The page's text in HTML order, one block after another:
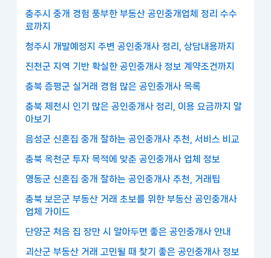
충주시 중개 경험 풍부한 부동산 공인중개업체 정리 수수
료까지
청주시 개발예정지 주변 공인중개사 정리, 상담내용까지
진천군 지역 기반 확실한 공인중개사 정보 계약조건까지
충북 증평군 실거래 경험 많은 공인중개사 목록
충북 제천시 인기 많은 공인중개사 정리, 이용 요금까지 알
아보기
음성군 신혼집 중개 잘하는 공인중개사 추천, 서비스 비교
충북 옥천군 투자 목적에 맞춘 공인중개사 업체 정보
영동군 신혼집 중개 잘하는 공인중개사 추천, 거래팁
충북 보은군 부동산 거래 초보를 위한 부동산 공인중개사
업체 가이드
단양군 처음 집 장만 시 알아두면 좋은 공인중개사 안내
괴산군 부동산 거래 고민될 때 찾기 좋은 공인중개사 정보